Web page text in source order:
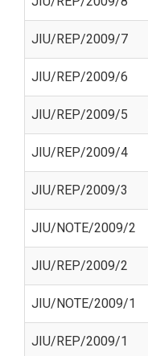
JIU/REP/2009/7
JIU/REP/2009/6
JIU/REP/2009/5
JIU/REP/2009/4
JIU/REP/2009/3
JIU/NOTE/2009/2
JIU/REP/2009/2
JIU/NOTE/2009/1
JIU/REP/2009/1